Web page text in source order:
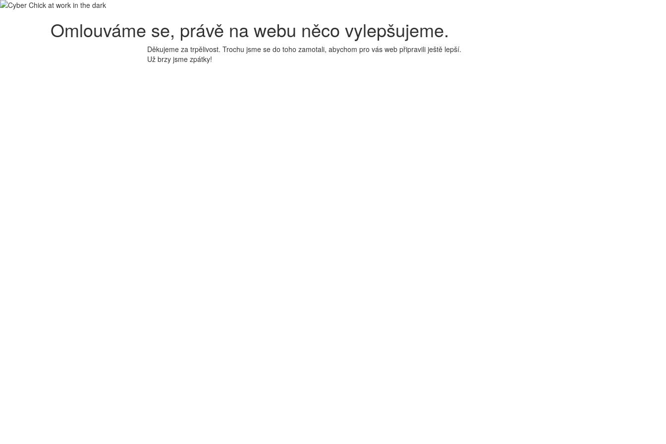
Omlouváme se, právě na webu něco vylepšujeme.
Děkujeme za trpělivost. Trochu jsme se do toho zamotali, abychom pro vás web připravili ještě lepší.
Už brzy jsme zpátky!